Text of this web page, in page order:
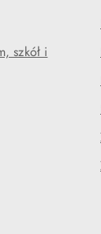
szkół i